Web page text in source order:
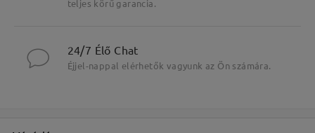
teljes körű garancia.
24/7 Élő Chat
Éjjel-nappal elérhetők vagyunk az Ön számára.